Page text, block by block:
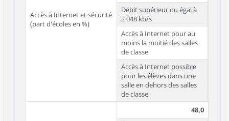
Accès à Internet et sécurité
(part d'écoles en %)
Débit supérieur ou égal à
2 048 kb/s
Accès à Internet pour au
moins la moitié des salles
de classe
Accès à Internet possible
pour les élèves dans une
salle en dehors des salles
de classe
48,0